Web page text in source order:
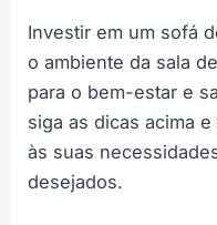
Investir em um sofá
o ambiente da sala
para o bem-estar e
siga as dicas acima
às suas
desejados.